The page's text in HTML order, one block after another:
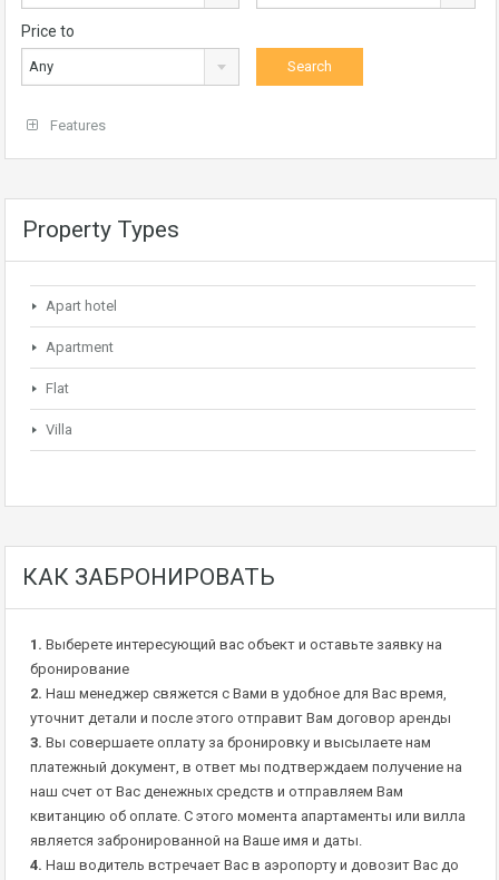
Price to
Any
Features
Property Types
Apart hotel
Apartment
Flat
Villa
КАК ЗАБРОНИРОВАТЬ
1. Выберете интересующий вас объект и оставьте заявку на
бронирование
2. Наш менеджер свяжется с Вами в удобное для Вас время,
уточнит детали и после этого отправит Вам договор аренды
3. Вы совершаете оплату за бронировку и высылаете нам
платежный документ, в ответ мы подтверждаем получение на
наш счет от Вас денежных средств и отправляем Вам
квитанцию об оплате. С этого момента апартаменты или вилла
является забронированной на Ваше имя и даты.
4. Наш водитель встречает Вас в аэропорту и довозит Вас до